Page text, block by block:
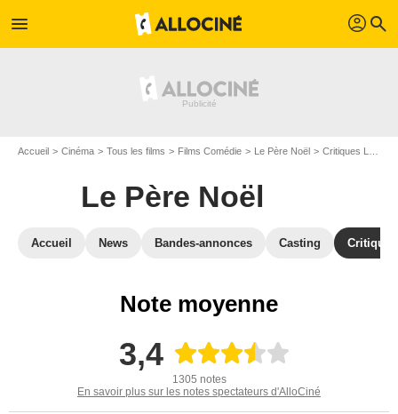
menu profil search
Accueil Cinéma Tous les films Films Comédie Le Père Noël Critiques Le Père Noël
Le Père Noël
Accueil News Bandes-annonces Casting
Note moyenne
3,4
1305 notes
En savoir plus sur les notes spectateurs d'AlloCiné